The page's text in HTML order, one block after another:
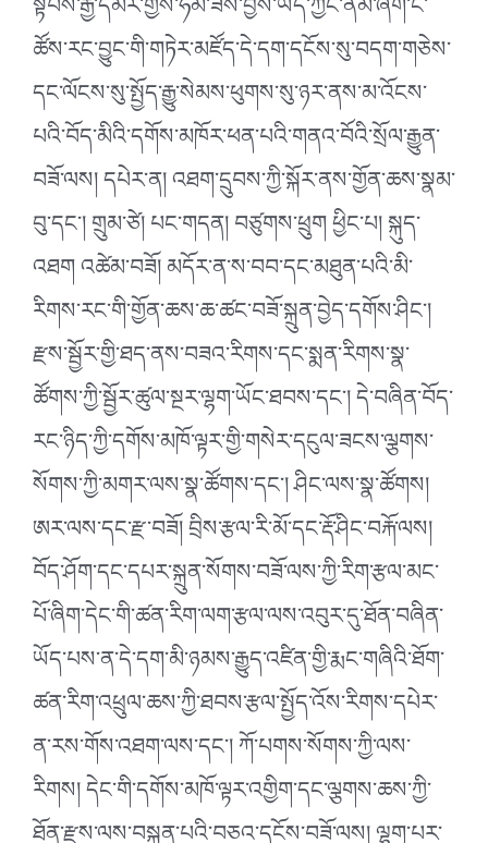
ཚོས་རང་བྱུང་གི་གཏེར་མཛོད་དེ་དག་དངོས་སུ་བདག་གཅེས་
དང་ལོངས་སུ་སྤྱོད་རྒྱུ་སེམས་ཕུགས་སུ་ཉར་ནས་མ་འོངས་
པའི་བོད་མིའི་དགོས་མཁོར་ཕན་པའི་གནའ་བོའི་སྲོལ་རྒྱུན་
བཟོ་ལས། དཔེར་ན། འཐག་དྲུབས་ཀྱི་སྐོར་ནས་གྱོན་ཆས་སྣམ་
བུ་དང༌། གྲུམ་ཙེ། པང་གདན། བཙུགས་ཕྲུག ཕྱིང་པ། སྐུད་
འཐག འཚེམ་བཟོ། མདོར་ན་ས་བབ་དང་མཐུན་པའི་མི་
རིགས་རང་གི་གྱོན་ཆས་ཆ་ཚང་བཟོ་སྐྲུན་བྱེད་དགོས་ཤིང༌།
རྫས་སྦྱོར་གྱི་ཐད་ནས་བཟའ་རིགས་དང་སྨན་རིགས་སྣ་
ཚོགས་ཀྱི་སྦྱོར་ཚུལ་སྔར་ལྷག་ཡོང་ཐབས་དང༌། དེ་བཞིན་བོད་
རང་ཉིད་ཀྱི་དགོས་མཁོ་ལྟར་གྱི་གསེར་དངུལ་ཟངས་ལྕགས་
སོགས་ཀྱི་མགར་ལས་སྣ་ཚོགས་དང༌། ཤིང་ལས་སྣ་ཚོགས།
ཨར་ལས་དང་རྫ་བཟོ། བྲིས་རྩལ་རི་མོ་དང་རྡོ་ཤིང་བརྐོ་ལས།
བོད་ཤོག་དང་དཔར་སྐྲུན་སོགས་བཟོ་ལས་ཀྱི་རིག་རྩལ་མང་
པོ་ཞིག་དེང་གི་ཚན་རིག་ལག་རྩལ་ལས་འབུར་དུ་ཐོན་བཞིན་
ཡོད་པས་ན་དེ་དག་མི་ཉམས་རྒྱུད་འཛིན་གྱི་རྨང་གཞིའི་ཐོག་
ཚན་རིག་འཕྲུལ་ཆས་ཀྱི་ཐབས་རྩལ་སྤྱོད་འོས་རིགས་དཔེར་
ན་རས་གོས་འཐག་ལས་དང༌། ཀོ་པགས་སོགས་ཀྱི་ལས་
རིགས། དེང་གི་དགོས་མཁོ་ལྟར་འགྱིག་དང་ལྕགས་ཆས་ཀྱི་